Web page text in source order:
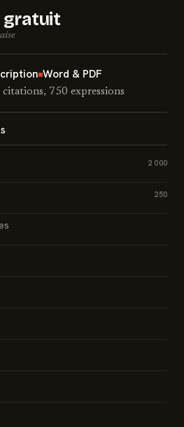
gratuit
Word & PDF
750 expressions
2 000
250